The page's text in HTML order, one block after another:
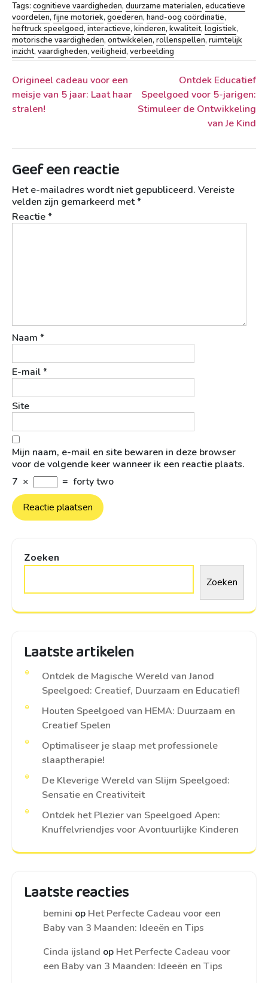
Tags: cognitieve vaardigheden, duurzame materialen, educatieve
voordelen, fijne motoriek, goederen, hand-oog coördinatie,
heftruck speelgoed, interactieve, kinderen, kwaliteit, logistiek,
motorische vaardigheden, ontwikkelen, rollenspellen, ruimtelijk
inzicht, vaardigheden, veiligheid, verbeelding
Berichtnavigatie
Origineel cadeau voor een
meisje van 5 jaar: Laat haar
stralen!
Ontdek Educatief
Speelgoed voor 5-jarigen:
Stimuleer de Ontwikkeling
van Je Kind
Geef een reactie
Het e-mailadres wordt niet gepubliceerd. Vereiste
velden zijn gemarkeerd met*
Reactie*
Naam *
E-mail*
Site
Mijn naam, e-mail en site bewaren in deze browser
voor de volgende keer wanneer ik een reactie plaats.
7 × = forty two
Zoeken
Zoeken
Laatste artikelen
Ontdek de Magische Wereld van Janod
Speelgoed: Creatief, Duurzaam en Educatief!
Houten Speelgoed van HEMA: Duurzaam en
Creatief Spelen
Optimaliseer je slaap met professionele
slaaptherapie!
De Kleverige Wereld van Slijm Speelgoed:
Sensatie en Creativiteit
Ontdek het Plezier van Speelgoed Apen:
Knuffelvriendjes voor Avontuurlijke Kinderen
Laatste reacties
bemini op Het Perfecte Cadeau voor een
Baby van 3 Maanden: Ideeën en Tips
Cinda ijsland op Het Perfecte Cadeau voor
een Baby van 3 Maanden: Ideeën en Tips